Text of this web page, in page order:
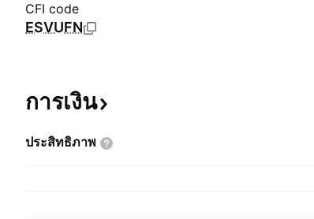
CFI code
ESVUFN
การเงิน
ประสิทธิภาพ